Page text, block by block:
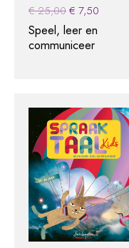
€25,00Original
was:
€ 25,00.
€ 7,50
Speel, leer en
communiceer